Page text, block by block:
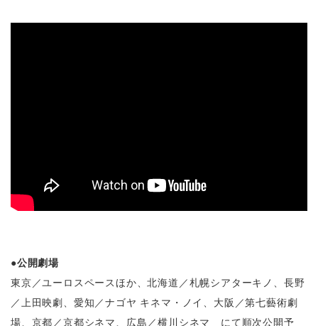
●公開劇場
東京／ユーロスペースほか、北海道／札幌シアターキノ、長野
／上田映劇、愛知／ナゴヤ キネマ・ノイ、大阪／第七藝術劇
場、京都／京都シネマ、広島／横川シネマ にて順次公開予